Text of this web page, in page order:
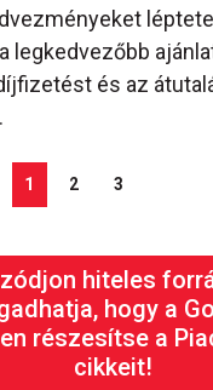
legkedvezőbb
és az
1 2 3
hiteles
hogy a
részesítse a
cikkeit!